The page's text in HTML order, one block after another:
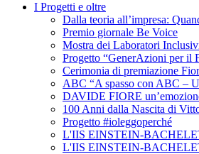
I Progetti e oltre
Dalla teoria all’impresa:
Premio giornale Be Voice
Mostra dei Laboratori
Progetto “GenerAzioni per il
Cerimonia di premiazione
ABC “A spasso con ABC –
DAVIDE FIORE
100 Anni dalla Nascita di
Progetto #ioleggoperché
L'IIS EINSTEIN-BACHELET
L'IIS EINSTEIN-BACHELET